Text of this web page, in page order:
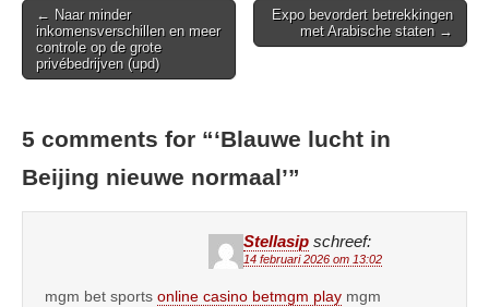
Post
navigation
← Naar minder
inkomensverschillen en meer
controle op de grote
privébedrijven (upd)
Expo bevordert betrekkingen
met Arabische staten →
5 comments for “‘Blauwe lucht in
Beijing nieuwe normaal’”
Stellasip schreef:
14 februari 2026 om 13:02
mgm bet sports online casino betmgm play mgm